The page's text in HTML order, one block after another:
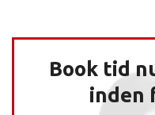
Book tid
inden